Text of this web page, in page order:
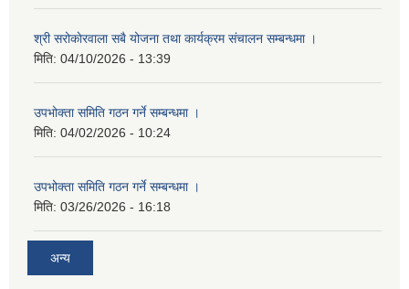
श्री सरोकाेरवाला सबै योजना तथा कार्यक्रम संचालन सम्बन्धमा ।
मिति: 04/10/2026 - 13:39
उपभोक्ता समिति गठन गर्ने सम्बन्धमा ।
मिति: 04/02/2026 - 10:24
उपभोक्ता समिति गठन गर्ने सम्बन्धमा ।
मिति: 03/26/2026 - 16:18
अन्य